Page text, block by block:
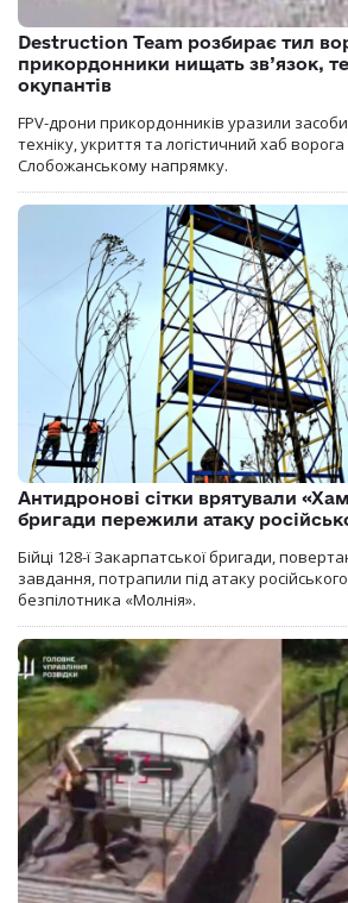
Destruction Team розбирає тил
прикордонники нищать зв’язок,
окупантів
FPV-дрони прикордонників уразили засоби
техніку, укриття та логістичний хаб
Слобожанському напрямку.
Антидронові сітки врятували
бригади пережили атаку
Бійці 128-ї Закарпатської бригади,
завдання, потрапили під атаку
безпілотника «Молнія».